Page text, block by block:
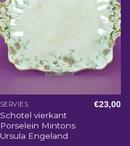
SERVIES
Schotel vierkant
Porselein Mintons
Ursula Engeland
€23,00